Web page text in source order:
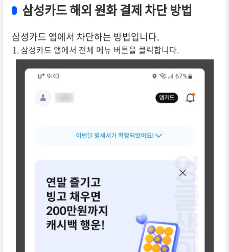
삼성카드 해외 원화 결제 차단 방법
삼성카드 앱에서 차단하는 방법입니다.
삼성카드 앱에서 전체 메뉴 버튼을 클릭합니다.